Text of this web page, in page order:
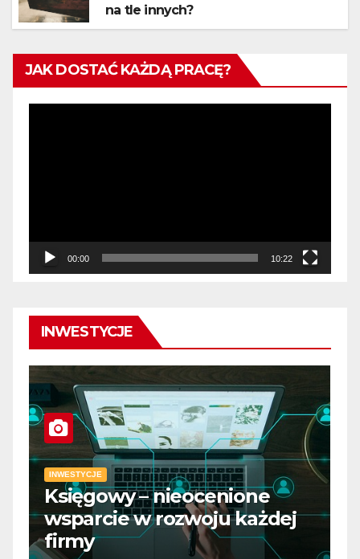
na tle innych?
JAK DOSTAĆ KAŻDĄ PRACĘ?
00:00 10:22
INWESTYCJE
INWESTYCJE
Księgowy – nieocenione
wsparcie w rozwoju każdej
firmy